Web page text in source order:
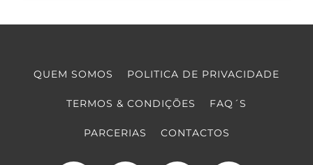
QUEM SOMOS POLITICA DE PRIVACIDADE
TERMOS & CONDIÇÕES FAQ´S
PARCERIAS CONTACTOS